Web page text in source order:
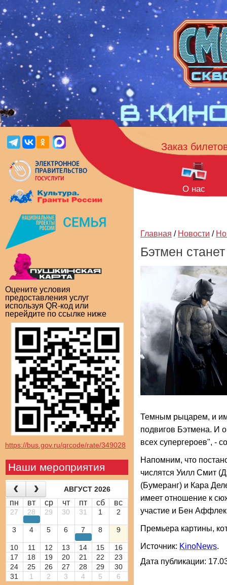
Оцените условия
предоставления услуг
используя QR-код или
перейдите по ссылке ниже
https://bus.gov.ru/qrcode/rate/349028
Наши мероприятия
АВГУСТ 2026
пн вт ср чт пт сб вс
27 28 29 30 31 1 2
3 4 5 6 7 8 9
10 11 12 13 14 15
16
17
18 19 20 21 22
23
24
25 26 27 28 29
30
31
1 2 3 4 5 6
Заказ
О нас
Главная / Новости /
Бэтмен
Темным рыцарем, и
подвигов Бэтмена. И
всех супергероев", -
Напомним, что
числятся Уилл Смит
(Бумеранг) и Кара
имеет отношение к
участие и Бен
Премьера картины,
Источник: KinoNews.
Дата публикации: